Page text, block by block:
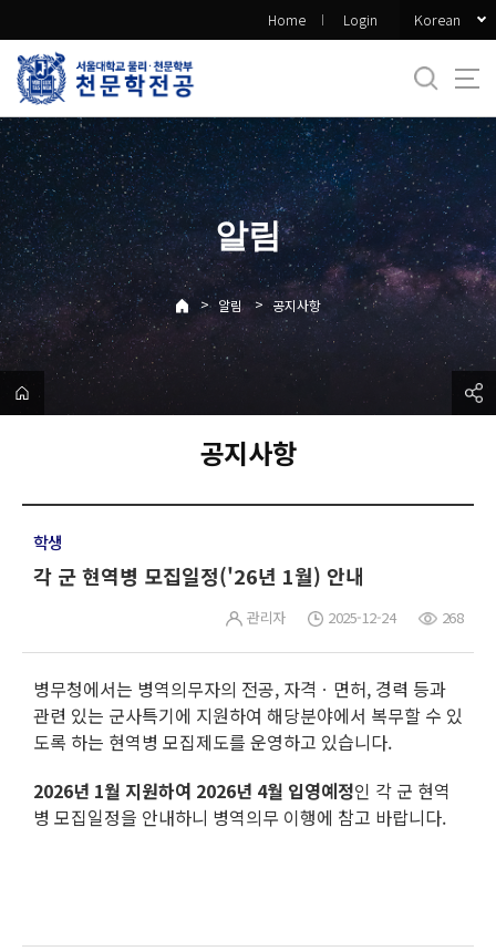
로
메
뉴
Home Login Korean
알림
> 알림 > 공지사항
공지사항
학생
각 군 현역병 모집일정('26년 1월) 안내
관리자 2025-12-24 268
병무청에서는 병역의무자의 전공, 자격ㆍ면허, 경력 등과
관련 있는 군사특기에 지원하여 해당분야에서 복무할 수 있
도록 하는 현역병 모집제도를 운영하고 있습니다.
2026년 1월 지원하여 2026년 4월 입영예정인 각 군 현역
병 모집일정을 안내하니 병역의무 이행에 참고 바랍니다.